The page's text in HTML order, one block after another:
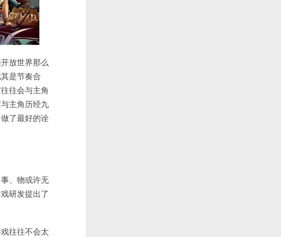
放世界那么
是节奏合
往会与主角
主角历经九
了最好的诠
、物或许无
研发提出了
往往不会太